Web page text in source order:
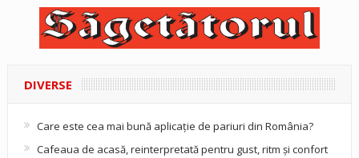
DIVERSE
Care este cea mai bună aplicație de pariuri din România?
Cafeaua de acasă, reinterpretată pentru gust, ritm și confort